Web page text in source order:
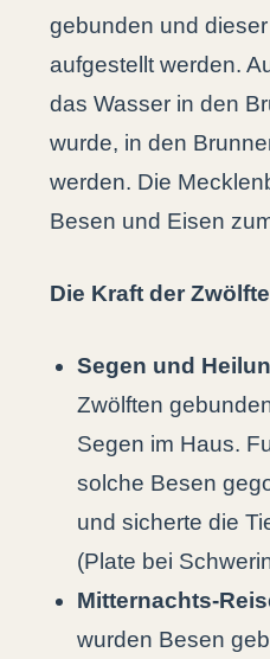
gebunden und
aufgestellt werden.
das Wasser in den
wurde, in den
werden. Die
Besen und Eisen
Die Kraft der
Segen und
Zwölften
Segen im Haus.
solche Besen
und sicherte die
(Plate bei
Mitternachts-
wurden Besen